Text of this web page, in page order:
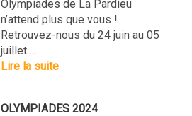
Olympiades de La Pardieu
n’attend plus que vous !
Retrouvez-nous du 24 juin au 05
juillet …
Lire la suite
OLYMPIADES 2024